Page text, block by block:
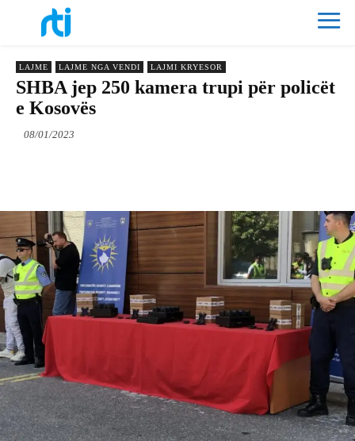
LAJME LAJME NGA VENDI LAJMI KRYESOR
SHBA jep 250 kamera trupi për policët
e Kosovës
08/01/2023